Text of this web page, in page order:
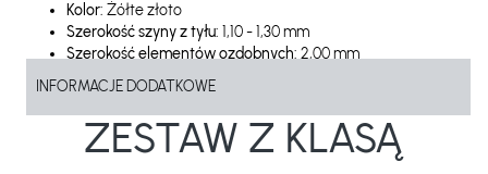
Kolor: Żółte złoto
Szerokość szyny z tyłu: 1,10 - 1,30 mm
Szerokość elementów ozdobnych: 2,00 mm
Próba: 585
Waga wyrobu: ok. od 1,06 g do 1,12 g
INFORMACJE DODATKOWE
ZESTAW Z KLASĄ